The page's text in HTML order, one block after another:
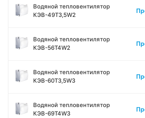
Водяной тепловентилятор
КЭВ-49Т3,5W2
Водяной тепловентилятор
КЭВ-56Т4W2
Водяной тепловентилятор
КЭВ-60Т3,5W3
Водяной тепловентилятор
КЭВ-69Т4W3